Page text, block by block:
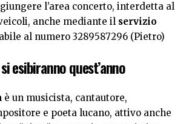
l’area concerto, interdetta al
anche mediante il servizio
al numero 3289587296 (Pietro)
esibiranno quest’anno
è un musicista, cantautore,
e poeta lucano, attivo anche